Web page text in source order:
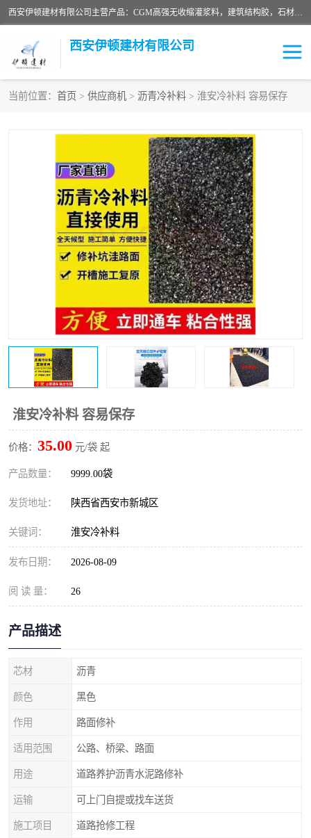
西安伊顿建材有限公司主营产品：CGM高强无收缩灌浆料，建筑结构胶，石材粘合剂，柔性防水材料，环氧修补砂浆等在各个行业得到了客户认可。
西安伊顿建材有限公司
当前位置： 首页 > 供应商机 > 沥青冷补料 > 淮安冷补料 容易保存
淮安冷补料 容易保存
价格： 35.00 元/袋 起
产品数量： 9999.00袋
发货地址： 陕西省西安市新城区
关键词： 淮安冷补料
发布日期： 2026-08-09
阅 读 量： 26
产品描述
芯材 沥青
颜色 黑色
作用 路面修补
适用范围 公路、桥梁、路面
用途 道路养护沥青水泥路修补
运输 可上门自提或找车送货
施工项目 道路抢修工程
修补砂浆
自流平水泥 水泥路面修补材料
瓷砖粘合剂 沥青冷补料
高延性混凝土 速凝剂
金刚砂
桥梁伸缩缝快速修补料 防静电不发火砂浆
碳布胶
融雪剂